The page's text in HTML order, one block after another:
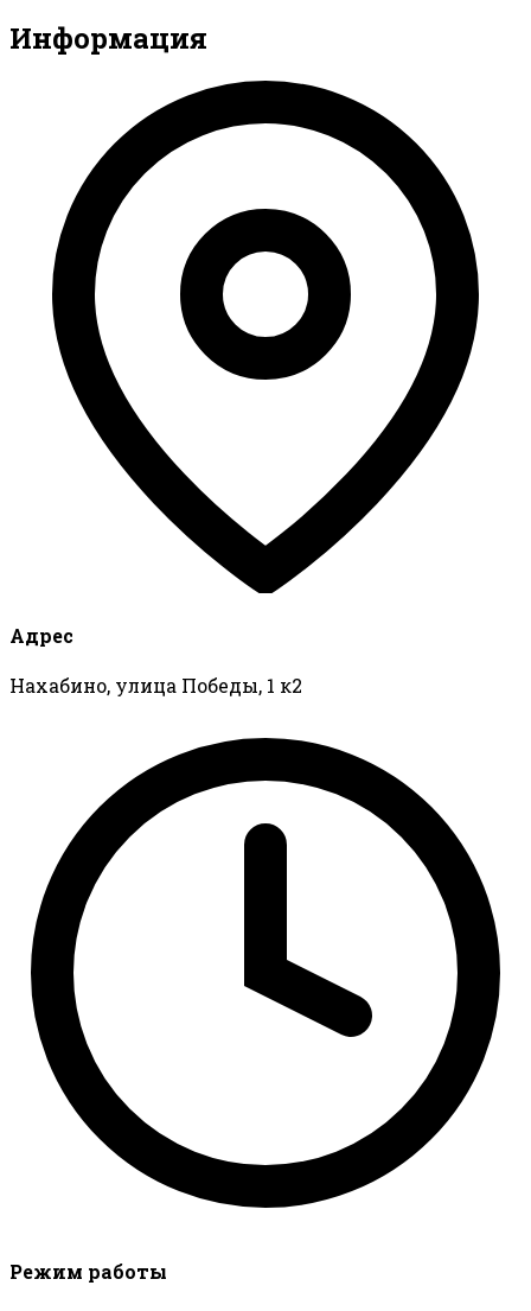
Информация
Адрес
Нахабино, улица Победы, 1 к2
Режим работы